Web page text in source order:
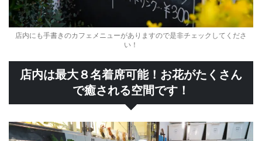
店内にも手書きのカフェメニューがありますので是非チェックしてくださ
い！
店内は最大８名着席可能！お花がたくさん
で癒される空間です！